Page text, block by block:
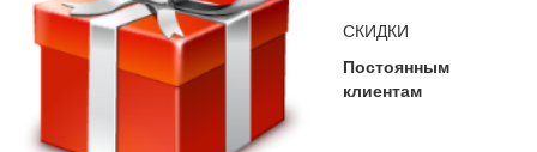
СКИДКИ
Постоянным
клиентам